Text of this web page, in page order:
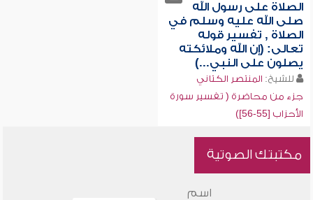
الصلاة على رسول الله
صلى الله عليه وسلم في
الصلاة , تفسير قوله
تعالى: (إن الله وملائكته
يصلون على النبي...)
للشيخ: المنتصر الكتاني
جزء من محاضرة ( تفسير سورة
الأحزاب [55-56])
مكتبتك الصوتية
اسم